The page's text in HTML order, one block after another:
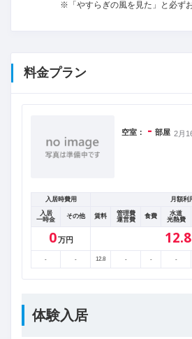
※「やすらぎの風を見た」と必ず
料金プラン
2月
空室： - 部屋
入居時費用
月額利
入居
一時金
その他 賃料
管理費
運営費
食費
水道
光熱費
0 万円 12.8
- - 12.8 - - -
体験入居